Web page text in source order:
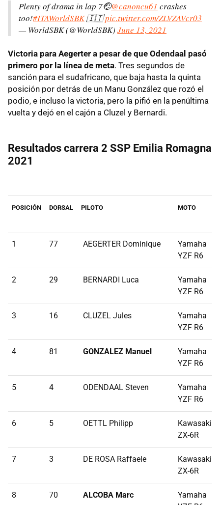
Plenty of drama in lap 7🤕@canoncu61 crashes
too!#ITAWorldSBK🇮🇹pic.twitter.com/ZLVZAVcr03
— WorldSBK (@WorldSBK) June 13, 2021
Victoria para Aegerter a pesar de que Odendaal pasó
primero por la línea de meta. Tres segundos de
sanción para el sudafricano, que baja hasta la quinta
posición por detrás de un Manu González que rozó el
podio, e incluso la victoria, pero la pifió en la penúltima
vuelta y dejó en el cajón a Cluzel y Bernardi.
Resultados carrera 2 SSP Emilia Romagna
2021
POSICIÓN DORSAL PILOTO MOTO
1 77 AEGERTER Dominique
Yamaha
YZF R6
2 29 BERNARDI Luca
Yamaha
YZF R6
3 16 CLUZEL Jules
Yamaha
YZF R6
4 81 GONZALEZ Manuel
Yamaha
YZF R6
5 4 ODENDAAL Steven
Yamaha
YZF R6
6 5 OETTL Philipp
Kawasaki
ZX-6R
7 3 DE ROSA Raffaele
Kawasaki
ZX-6R
8 70 ALCOBA Marc
Yamaha